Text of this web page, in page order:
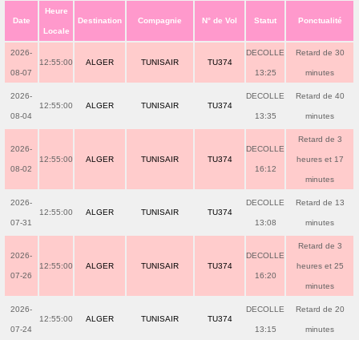
Date
Heure
Locale
Destination Compagnie N° de Vol Statut Ponctualité
2026-
08-07
12:55:00 ALGER TUNISAIR TU374
DECOLLE
13:25
Retard de 30
minutes
2026-
08-04
12:55:00 ALGER TUNISAIR TU374
DECOLLE
13:35
Retard de 40
minutes
2026-
08-02
12:55:00 ALGER TUNISAIR TU374
DECOLLE
16:12
Retard de 3
heures et 17
minutes
2026-
07-31
12:55:00 ALGER TUNISAIR TU374
DECOLLE
13:08
Retard de 13
minutes
2026-
07-26
12:55:00 ALGER TUNISAIR TU374
DECOLLE
16:20
Retard de 3
heures et 25
minutes
2026-
07-24
12:55:00 ALGER TUNISAIR TU374
DECOLLE
13:15
Retard de 20
minutes